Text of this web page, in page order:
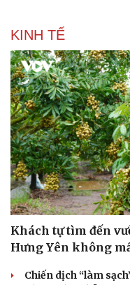
KINH TẾ
Khách tự tìm đến
Hưng Yên không
Chiến dịch “làm